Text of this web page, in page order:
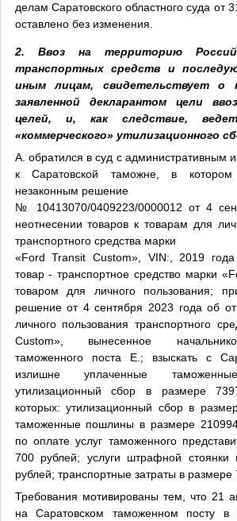
делам Саратовского областного суда от
оставлено без изменения.
2. Ввоз на территорию
транспортных средств и
иным лицам, свидетельствует о
заявленной декларантом цели
целей, и, как следствие,
«коммерческого» утилизационного
А. обратился в суд с административным
к Саратовской таможне, в котором
незаконным решение
№ 10413070/0409223/0000012 от 4
неотнесении товаров к товарам для
транспортного средства марки
«Ford Transit Custom», VIN:, 2019 года
товар - транспортное средство марки
товаром для личного пользования;
решение от 4 сентября 2023 года об
личного пользования транспортного
Custom», вынесенное
таможенного поста Е.; взыскать с
излишне уплаченные
утилизационный сбор в размере
которых: утилизационный сбор в
таможенные пошлины в размере
по оплате услуг таможенного
700 рублей; услуги штрафной
рублей; транспортные затраты в размере
Требования мотивированы тем, что 21
на Саратовском таможенном посту в